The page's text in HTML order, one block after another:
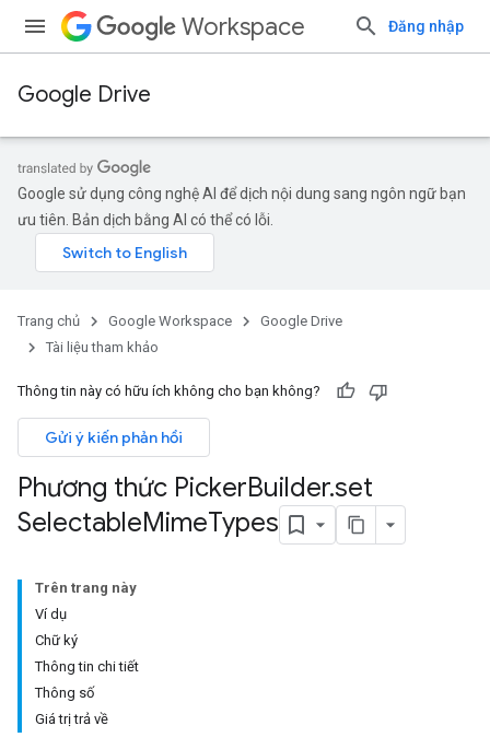
Workspace Đăng nhập
Google Drive
Google sử dụng công nghệ AI để dịch nội dung sang ngôn ngữ bạn
ưu tiên. Bản dịch bằng AI có thể có lỗi.
Trang chủ Google Workspace
Google Drive
Tài liệu tham khảo
Thông tin này có hữu ích không cho bạn không?
Gửi ý kiến phản hồi
Phương thức PickerBuilder.set
SelectableMimeTypes
Trên trang này
Ví dụ
Chữ ký
Thông tin chi tiết
Thông số
Giá trị trả về